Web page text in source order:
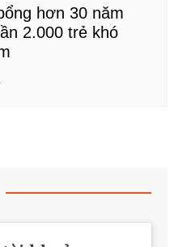
hơn 30 năm
2.000 trẻ khó